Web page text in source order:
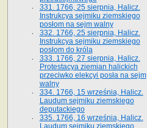
331. 1766, 25 sierpnia, Halicz.
Instrukcya sejmiku ziemskiego
posłom na sejm walny
332. 1766, 25 sierpnia, Halicz.
Instrukcya sejmiku ziemskiego
posłom do króla
333. 1766, 27 sierpnia, Halicz.
Protestacya ziemian halickich
przeciwko elekcyi posła na sejm
walny
334. 1766, 15 września, Halicz.
Laudum sejmiku ziemskiego
deputackiego
335. 1766, 16 września, Halicz.
Laudum sejmiku ziemskiego